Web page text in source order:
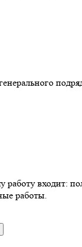
входит:
работы.